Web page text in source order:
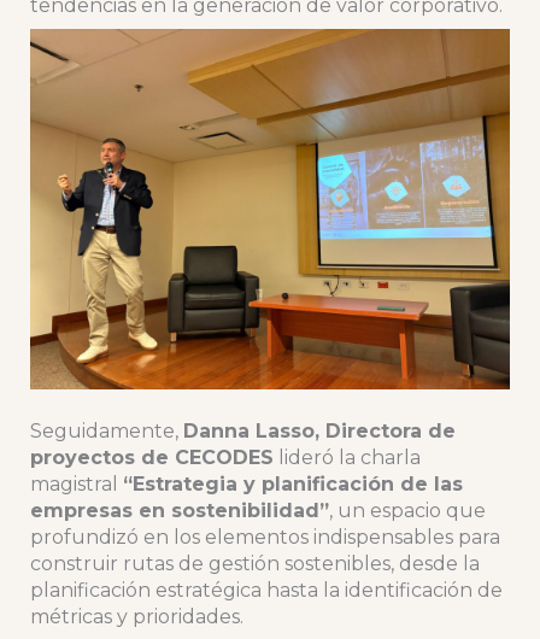
tendencias en la generación de valor corporativo.
Seguidamente, Danna Lasso, Directora de
proyectos de CECODES lideró la charla
magistral “Estrategia y planificación de las
empresas en sostenibilidad”, un espacio que
profundizó en los elementos indispensables para
construir rutas de gestión sostenibles, desde la
planificación estratégica hasta la identificación de
métricas y prioridades.